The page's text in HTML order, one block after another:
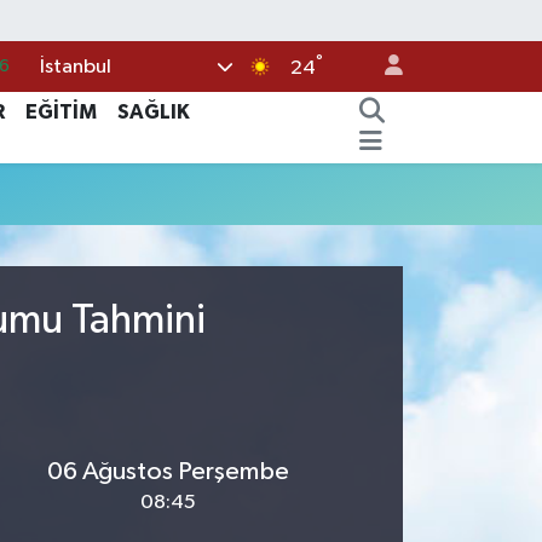
İstanbul 24°
EĞİTİM
SAĞLIK
Tahmini
06 Ağustos Perşembe
08:45